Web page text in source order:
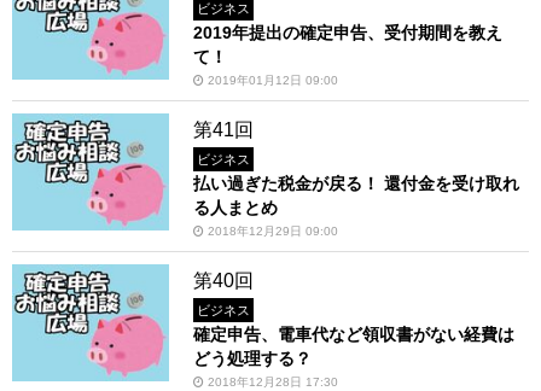
ビジネス
2019年提出の確定申告、受付期間を教え
て！
2019年01月12日 09:00
第41回
ビジネス
払い過ぎた税金が戻る！ 還付金を受け取れ
る人まとめ
2018年12月29日 09:00
第40回
ビジネス
確定申告、電車代など領収書がない経費は
どう処理する？
2018年12月28日 17:30